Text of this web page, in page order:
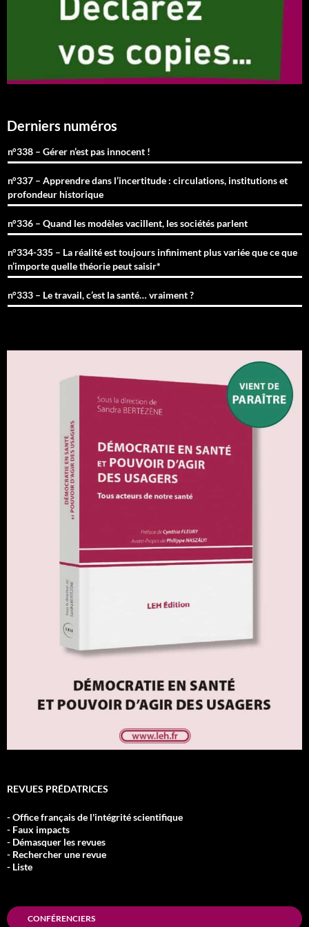
Derniers numéros
n°338 – Gérer n’est pas innocent !
n°337 – Apprendre dans l’incertitude : circulations, institutions et
profondeur historique
n°336 – Quand les modèles vacillent, les sociétés parlent
n°334-335 – La réalité est toujours infiniment plus variée que ce que
n’importe quelle théorie peut saisir*
n°333 – Le travail, c’est la santé… vraiment ?
REVUES PRÉDATRICES
- Office français de l'intégrité scientifique
- Faux impacts
- Démasquer les revues
- Rechercher une revue
- Liste
CONFÉRENCIERS